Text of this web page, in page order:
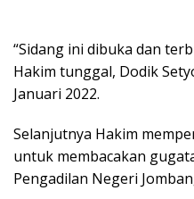
“Sidang ini dibuka dan
Hakim tunggal, Dodik
Januari 2022.
Selanjutnya Hakim
untuk membacakan
Pengadilan Negeri